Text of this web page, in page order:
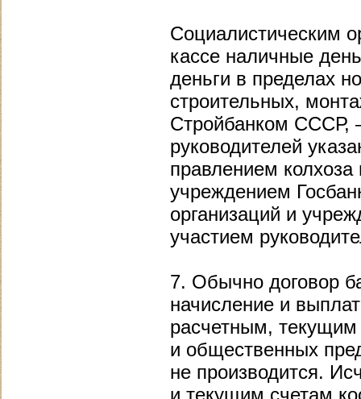
Социалистическим
кассе наличные
деньги в пределах
строительных,
Стройбанком СССР,
руководителей
правлением
учреждением
организаций и
участием
7. Обычно договор
начисление и
расчетным, текущим
и общественных
не производится.
и текущим счетам